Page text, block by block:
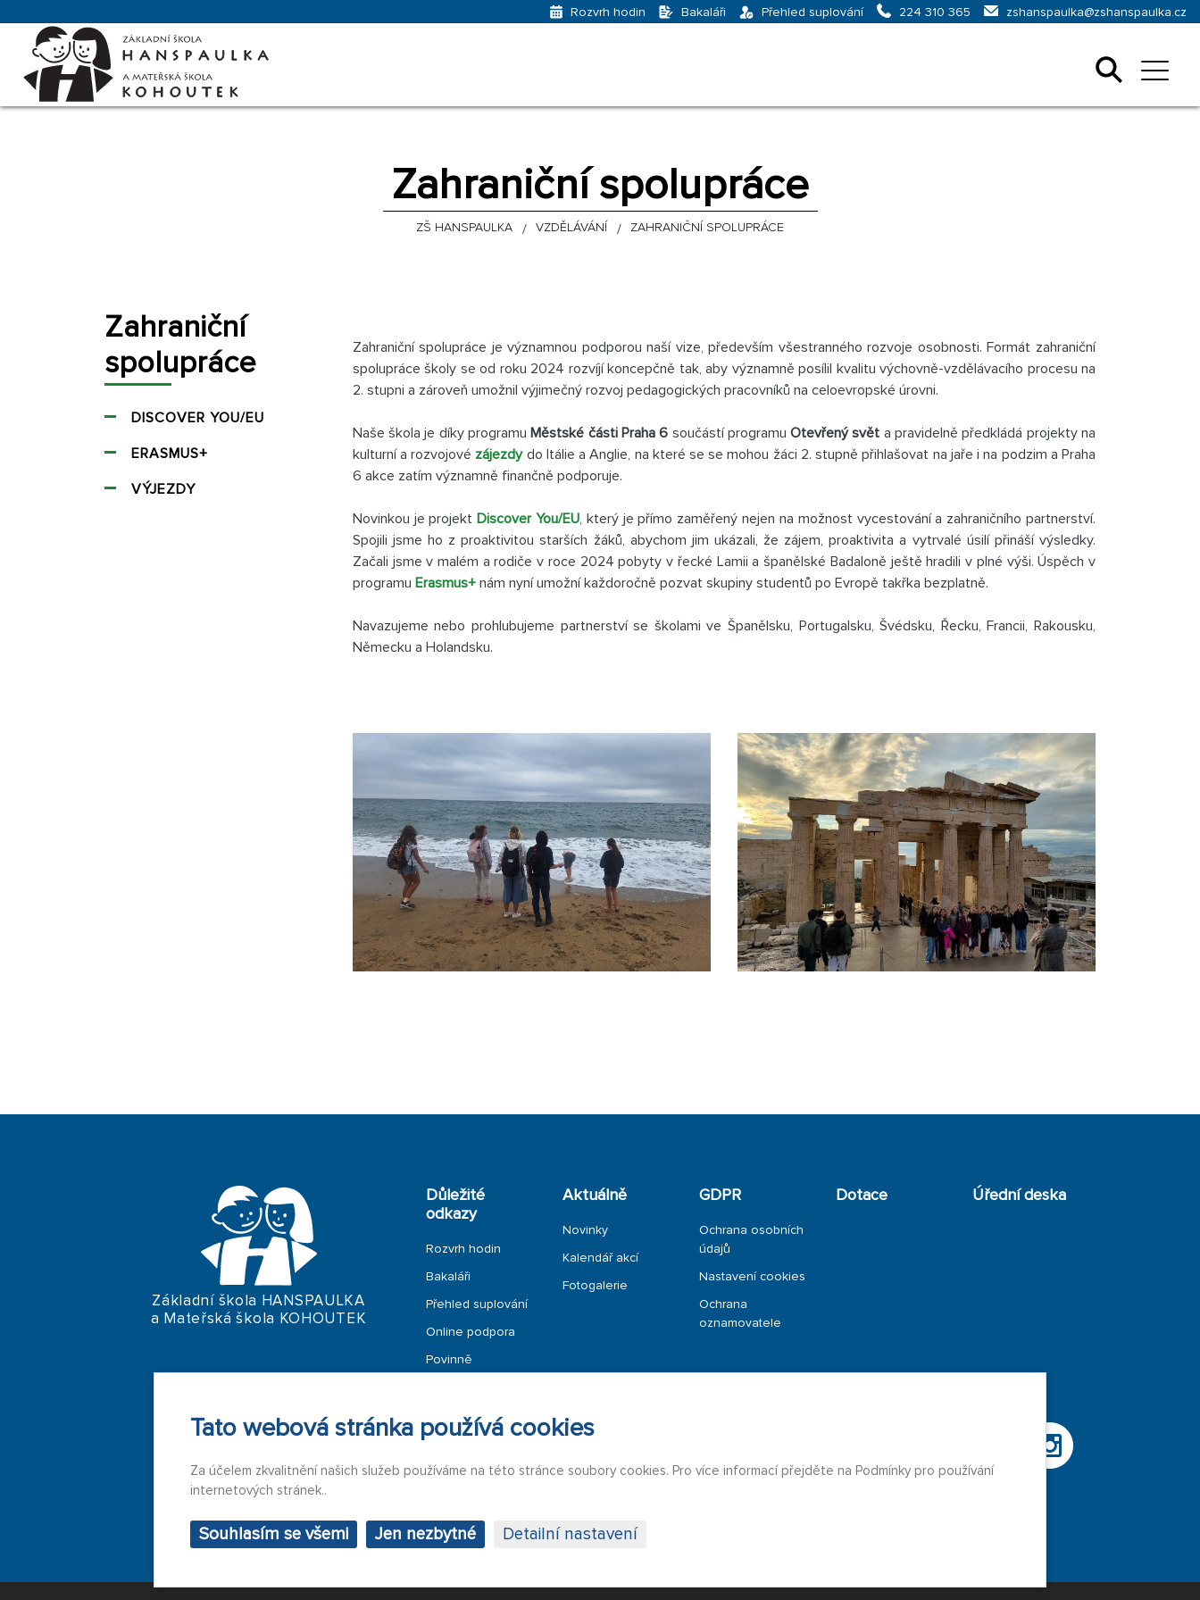
Tato webová stránka používá cookies
Za účelem zkvalitnění našich služeb používáme na této stránce soubory cookies. Pro více informací přejděte na Podmínky pro používání
internetových stránek..
Souhlasím se všemi Jen nezbytné Detailní nastavení
Rozvrh hodin Bakaláři Přehled suplování 224 310 365 zshanspaulka@zshanspaulka.cz
Zahraniční spolupráce
ZŠ HANSPAULKA VZDĚLÁVÁNÍ ZAHRANIČNÍ SPOLUPRÁCE
Zahraniční
spolupráce
DISCOVER YOU/EU
ERASMUS+
VÝJEZDY
Zahraniční spolupráce je významnou podporou naší vize, především všestranného rozvoje osobnosti. Formát zahraniční
spolupráce školy se od roku 2024 rozvíjí koncepčně tak, aby významně posílil kvalitu výchovně-vzdělávacího procesu na
2. stupni a zároveň umožnil výjimečný rozvoj pedagogických pracovníků na celoevropské úrovni.
Naše škola je díky programu Městské části Praha 6 součástí programuOtevřený svět a pravidelně předkládá projekty na
kulturní a rozvojové zájezdydo Itálie a Anglie, na které se se mohou žáci 2. stupně přihlašovat na jaře i na podzim a Praha
6 akce zatím významně finančně podporuje.
Novinkou je projektDiscover You/EU, který je přímo zaměřený nejen na možnost vycestování a zahraničního partnerství.
Spojili jsme ho z proaktivitou starších žáků, abychom jim ukázali, že zájem, proaktivita a vytrvalé úsilí přináší výsledky.
Začali jsme v malém a rodiče v roce 2024 pobyty v řecké Lamii a španělské Badaloně ještě hradili v plné výši. Úspěch v
programu Erasmus+nám nyní umožní každoročně pozvat skupiny studentů po Evropě takřka bezplatně.
Navazujeme nebo prohlubujeme partnerství se školami ve Španělsku, Portugalsku, Švédsku, Řecku, Francii, Rakousku,
Německu a Holandsku.
Základní škola HANSPAULKA
a Mateřská škola KOHOUTEK
Důležité
odkazy
Rozvrh hodin
Bakaláři
Přehled suplování
Online podpora
Povinně
zveřejňované
Aktuálně
Novinky
Kalendář akcí
Fotogalerie
GDPR
Ochrana osobních
údajů
Nastavení cookies
Ochrana
oznamovatele
Dotace Úřední deska